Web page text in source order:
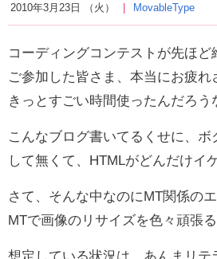
2010年3月23日 （火） MovableType
コーディングコンテストが先ほ
ご参加した皆さま、本当にお疲れ
きっとすごい時間使ったんだろ
こんなブログ書いてるくせに、
して無くて、HTMLがどんだけイ
さて、そんな中なのにMT関係のエ
MTで画像のリサイズを色々頑張